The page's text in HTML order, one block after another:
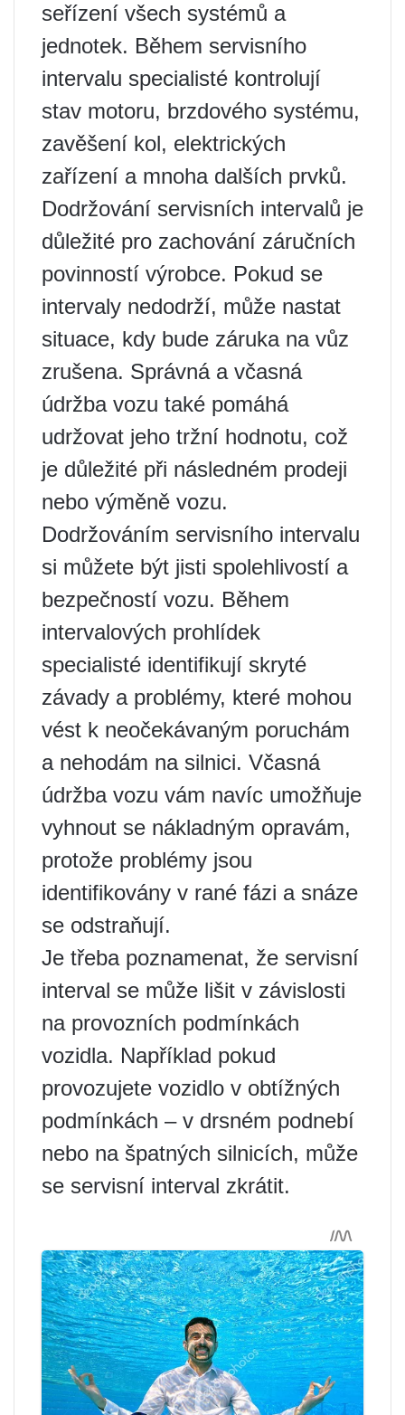
seřízení všech systémů a
jednotek. Během servisního
intervalu specialisté kontrolují
stav motoru, brzdového systému,
zavěšení kol, elektrických
zařízení a mnoha dalších prvků.
Dodržování servisních intervalů je
důležité pro zachování záručních
povinností výrobce. Pokud se
intervaly nedodrží, může nastat
situace, kdy bude záruka na vůz
zrušena. Správná a včasná
údržba vozu také pomáhá
udržovat jeho tržní hodnotu, což
je důležité při následném prodeji
nebo výměně vozu.
Dodržováním servisního intervalu
si můžete být jisti spolehlivostí a
bezpečností vozu. Během
intervalových prohlídek
specialisté identifikují skryté
závady a problémy, které mohou
vést k neočekávaným poruchám
a nehodám na silnici. Včasná
údržba vozu vám navíc umožňuje
vyhnout se nákladným opravám,
protože problémy jsou
identifikovány v rané fázi a snáze
se odstraňují.
Je třeba poznamenat, že servisní
interval se může lišit v závislosti
na provozních podmínkách
vozidla. Například pokud
provozujete vozidlo v obtížných
podmínkách – v drsném podnebí
nebo na špatných silnicích, může
se servisní interval zkrátit.